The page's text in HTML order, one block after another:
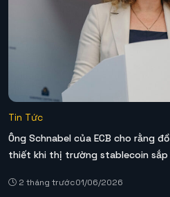
Tin Tức
Ông Schnabel của ECB cho rằng
thiết khi thị trường stablecoin
2 tháng trước01/06/2026